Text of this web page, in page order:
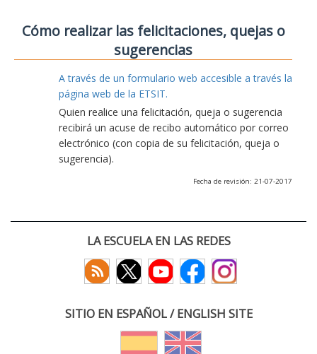
Cómo realizar las felicitaciones, quejas o
sugerencias
A través de un formulario web accesible a través la
página web de la ETSIT.
Quien realice una felicitación, queja o sugerencia
recibirá un acuse de recibo automático por correo
electrónico (con copia de su felicitación, queja o
sugerencia).
Fecha de revisión: 21-07-2017
LA ESCUELA EN LAS REDES
SITIO EN ESPAÑOL / ENGLISH SITE